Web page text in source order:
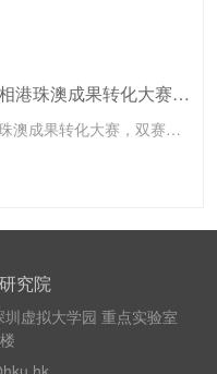
满载而归！港大三项自研成果亮相港珠澳成果转化大赛，双赛道斩获两项一等奖、一项三等奖
满载而归！港大三项自研成果亮相港珠澳成果转化大赛，双赛道斩获两项一等奖、一项三等奖
究院
虚拟大学园 重点实验室